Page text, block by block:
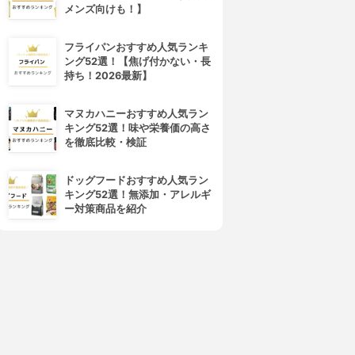
メンズ向けも！】
フライパンおすすめ人気ランキ
ング52選！【焦げ付かない・長
持ち！2026最新】
マヌカハニーおすすめ人気ラン
キング52選！味や栄養価の高さ
を徹底比較・検証
ドッグフードおすすめ人気ラン
キング52選！無添加・アレルギ
ー対策商品を紹介